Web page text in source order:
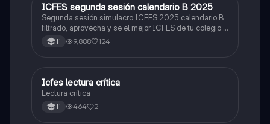
ICFES: Lectura Crítica
ICFES segunda sesión calendario B 2025
Segunda sesión simulacro ICFES 2025 calendario B
filtrado, aprovecha y se el mejor ICFES de tu colegio y
poder ingresar a universidad, y estudiar aquella
carrera con la que tanto sueñas.
11 9,888 124
Lengua Castellana
Icfes lectura crítica
Lectura crítica
11 464 2